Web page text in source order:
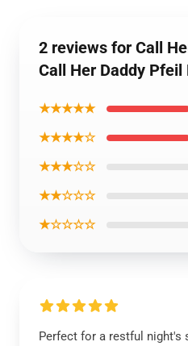
2 reviews for Call
Call Her Daddy Pfeil
★★★★★
★★★★☆
★★★☆☆
★★☆☆☆
★☆☆☆☆
Perfect for a restful night's